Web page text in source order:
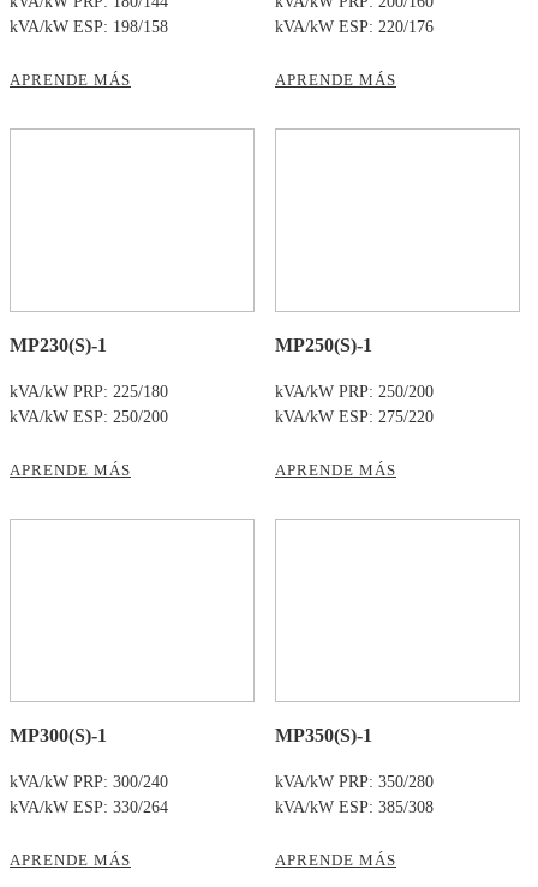
kVA/kW ESP: 198/158
APRENDE MÁS
kVA/kW ESP: 220/176
APRENDE MÁS
MP230(S)-1
kVA/kW PRP: 225/180
kVA/kW ESP: 250/200
APRENDE MÁS
MP250(S)-1
kVA/kW PRP: 250/200
kVA/kW ESP: 275/220
APRENDE MÁS
MP300(S)-1
kVA/kW PRP: 300/240
kVA/kW ESP: 330/264
APRENDE MÁS
MP350(S)-1
kVA/kW PRP: 350/280
kVA/kW ESP: 385/308
APRENDE MÁS